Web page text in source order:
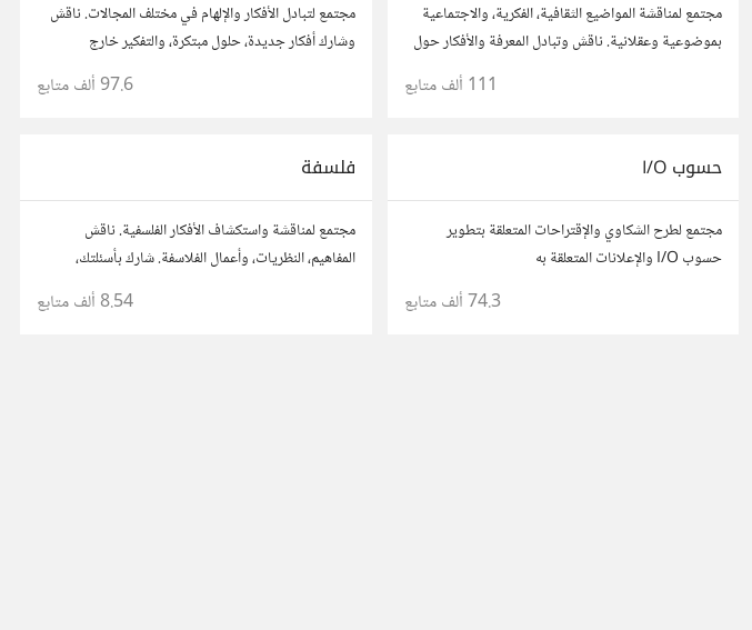
مجتمع لمناقشة المواضيع الثقافية، الفكرية، والاجتماعية
بموضوعية وعقلانية. ناقش وتبادل المعرفة والأفكار حول
111 ألف متابع
مجتمع لتبادل الأفكار والإلهام في مختلف المجالات. ناقش
وشارك أفكار جديدة، حلول مبتكرة، والتفكير خارج
الصندوق. شارك بمقترحاتك وأسئلتك، وتواصل مع مفكرين
97.6 ألف متابع
حسوب I/O
مجتمع لطرح الشكاوي والإقتراحات المتعلقة بتطوير
حسوب I/O والإعلانات المتعلقة به
74.3 ألف متابع
فلسفة
مجتمع لمناقشة واستكشاف الأفكار الفلسفية. ناقش
المفاهيم، النظريات، وأعمال الفلاسفة. شارك بأسئلتك،
تحليلاتك، ونصائحك، وتواصل مع محبي الفلسفة لفهم أعمق
8.54 ألف متابع